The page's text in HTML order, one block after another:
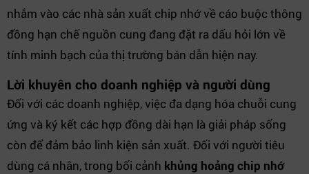
nhắm vào các nhà sản xuất chip nhớ về cáo buộc thông
đồng hạn chế nguồn cung đang đặt ra dấu hỏi lớn về
tính minh bạch của thị trường bán dẫn hiện nay.
Lời khuyên cho doanh nghiệp và người dùng
Đối với các doanh nghiệp, việc đa dạng hóa chuỗi cung
ứng và ký kết các hợp đồng dài hạn là giải pháp sống
còn để đảm bảo linh kiện sản xuất. Đối với người tiêu
dùng cá nhân, trong bối cảnh khủng hoảng chip nhớ